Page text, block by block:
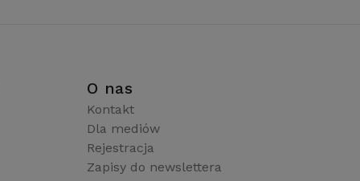
O nas
Kontakt
Dla mediów
Rejestracja
Zapisy do newslettera